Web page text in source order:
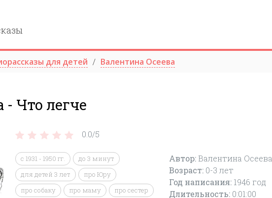
для детей Валентина Осеева
- Что легче
0.0/5
с 1931 - 1950 гг.
до 3 минут
для детей 3 лет
про Юру
про собаку
про маму про сестер
Автор: Валентина Осеева
Возраст: 0-3 лет
Год написания: 1946 год
Длительность: 0:01:00